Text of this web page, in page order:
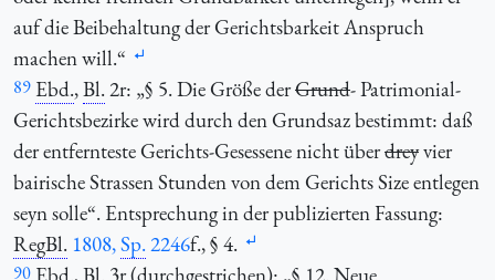
auf die Beibehaltung der Gerichtsbarkeit Anspruch
machen will.“
89 Ebd.,Bl.2r: „§ 5. Die Größe derGrund- Patrimonial-
Gerichtsbezirke wird durch den Grundsaz bestimmt: daß
der entfernteste Gerichts-Gesessene nicht überdreyvier
bairische Strassen Stunden von dem Gerichts Size entlegen
seyn solle“. Entsprechung in der publizierten Fassung:
RegBl. 1808,Sp.2246f., § 4.
90 Ebd. , Bl. 3r (durchgestrichen): „§ 12. Neue